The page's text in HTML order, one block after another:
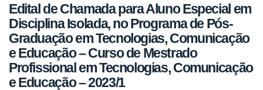
Edital de Chamada para Aluno Especial em
Disciplina Isolada, no Programa de Pós-
Graduação em Tecnologias, Comunicação
e Educação – Curso de Mestrado
Profissional em Tecnologias, Comunicação
e Educação – 2023/1